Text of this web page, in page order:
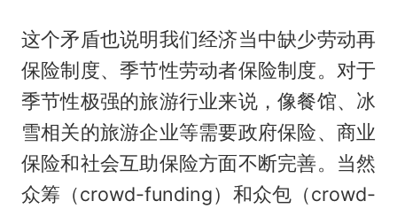
这个矛盾也说明我们经济当中缺少劳动再
保险制度、季节性劳动者保险制度。对于
季节性极强的旅游行业来说，像餐馆、冰
雪相关的旅游企业等需要政府保险、商业
保险和社会互助保险方面不断完善。当然
众筹（crowd-funding）和众包（crowd-